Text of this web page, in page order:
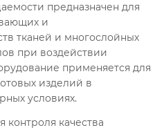
предназначен для
и
тканей и многослойных
при воздействии
применяется для
изделий в
условиях.
контроля качества